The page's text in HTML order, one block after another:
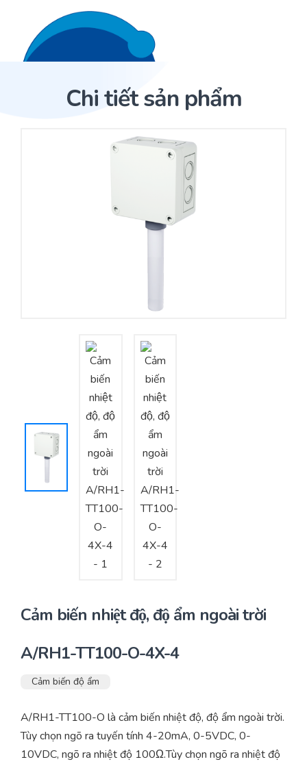
Trang Chủ
Nhà phân phối cảm biến
Tư vấn – Thiết kế – Cung cấp thiết bị HVAC
Tư vấn thiết kế, thi công tủ điều khiển
Thi công – Lắp đặt hệ thống HVAC
Chi tiết sản phẩm
Sản phẩm
Cảm biến độ ẩm
Cảm biến nhiệt độ, độ ẩm ngoài trời
A/RH1-TT100-O-4X-4
Cảm biến độ ẩm
A/RH1-TT100-O là cảm biến nhiệt độ, độ ẩm ngoài trời.
Tùy chọn ngõ ra tuyến tính 4-20mA, 0-5VDC, 0-
10VDC, ngõ ra nhiệt độ 100Ω.Tùy chọn ngõ ra nhiệt độ